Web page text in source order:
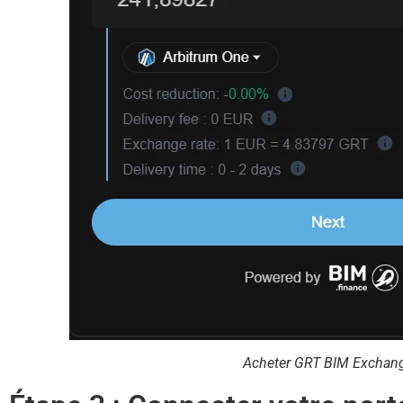
Acheter GRT BIM